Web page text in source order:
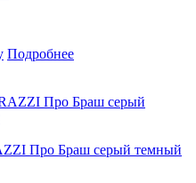
Подробнее
Про Браш серый темный